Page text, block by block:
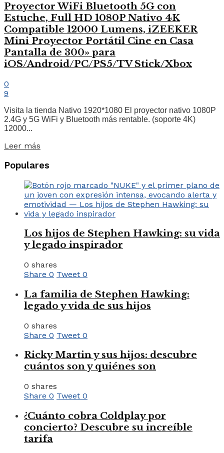
Proyector WiFi Bluetooth 5G con
Estuche, Full HD 1080P Nativo 4K
Compatible 12000 Lumens, iZEEKER
Mini Proyector Portátil Cine en Casa
Pantalla de 300» para
iOS/Android/PC/PS5/TV Stick/Xbox
0
9
Visita la tienda Nativo 1920*1080 El proyector nativo 1080P
2.4G y 5G WiFi y Bluetooth más rentable. (soporte 4K)
12000...
Leer más
Populares
Los hijos de Stephen Hawking: su vida
y legado inspirador
0 shares
Share 0 Tweet 0
La familia de Stephen Hawking:
legado y vida de sus hijos
0 shares
Share 0 Tweet 0
Ricky Martin y sus hijos: descubre
cuántos son y quiénes son
0 shares
Share 0 Tweet 0
¿Cuánto cobra Coldplay por
concierto? Descubre su increíble
tarifa